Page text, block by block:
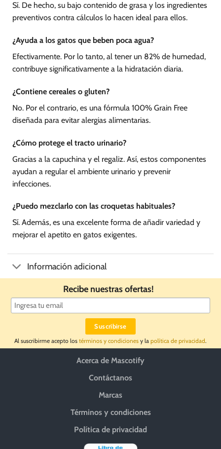
Sí. De hecho, su bajo contenido de grasa y los ingredientes
preventivos contra cálculos lo hacen ideal para ellos.
¿Ayuda a los gatos que beben poca agua?
Efectivamente. Por lo tanto, al tener un 82% de humedad,
contribuye significativamente a la hidratación diaria.
¿Contiene cereales o gluten?
No. Por el contrario, es una fórmula 100% Grain Free
diseñada para evitar alergias alimentarias.
¿Cómo protege el tracto urinario?
Gracias a la capuchina y el regaliz. Así, estos componentes
ayudan a regular el ambiente urinario y prevenir
infecciones.
¿Puedo mezclarlo con las croquetas habituales?
Sí. Además, es una excelente forma de añadir variedad y
mejorar el apetito en gatos exigentes.
Información adicional
Recibe nuestras ofertas!
Al suscribirme acepto los términos y condiciones y la política de privacidad.
Acerca de Mascotify
Contáctanos
Marcas
Términos y condiciones
Política de privacidad